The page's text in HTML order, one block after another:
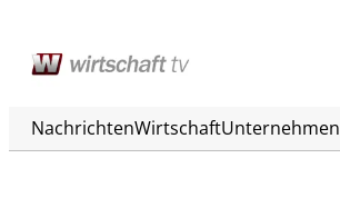
NachrichtenWirtschaftUnternehmen